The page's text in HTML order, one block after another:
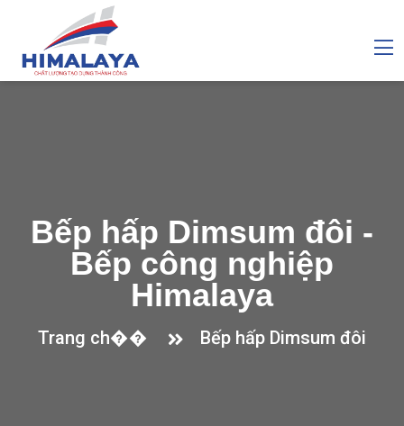
Bếp hấp Dimsum đôi -
Bếp công nghiệp
Himalaya
Trang ch�� Bếp hấp Dimsum đôi